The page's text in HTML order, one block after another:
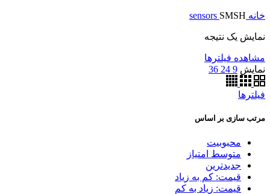
خانه sensors SMSH
نمایش یک نتیجه
مشاهده فیلترها
نمایش 9
24
36
فیلترها
مرتب سازی بر اساس
محبوبیت
متوسط امتیاز
جدیدترین
قیمت: کم به زیاد
قیمت: زیاد به کم